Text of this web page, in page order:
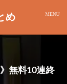
め
無料10連終